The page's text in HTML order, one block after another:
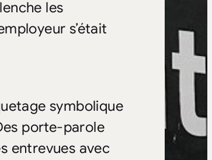
les
s’était
symbolique
porte-parole
entrevues avec